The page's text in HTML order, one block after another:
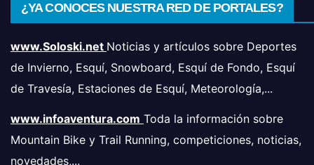
¿YA CONOCES NUESTRA RED DE PORTALES?
www.Soloski.net Noticias y artículos sobre Deportes
de Invierno, Esquí, Snowboard, Esquí de Fondo, Esquí
de Travesía, Estaciones de Esquí, Meteorología,...
www.infoaventura.com Toda la información sobre
Mountain Bike y Trail Running, competiciones, noticias,
novedades,...